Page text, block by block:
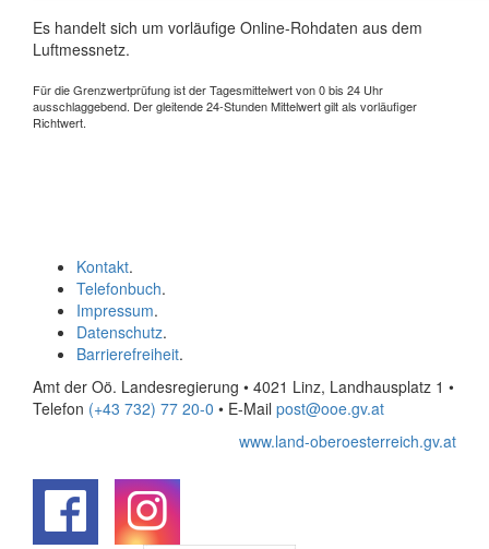
Es handelt sich um vorläufige Online-Rohdaten aus dem
Luftmessnetz.
Für die Grenzwertprüfung ist der Tagesmittelwert von 0 bis 24 Uhr
ausschlaggebend. Der gleitende 24-Stunden Mittelwert gilt als vorläufiger
Richtwert.
Kontakt.
Telefonbuch.
Impressum.
Datenschutz.
Barrierefreiheit.
Amt der Oö. Landesregierung • 4021 Linz, Landhausplatz 1 •
Telefon (+43 732) 77 20-0 • E-Mail post@ooe.gv.at
www.land-oberoesterreich.gv.at